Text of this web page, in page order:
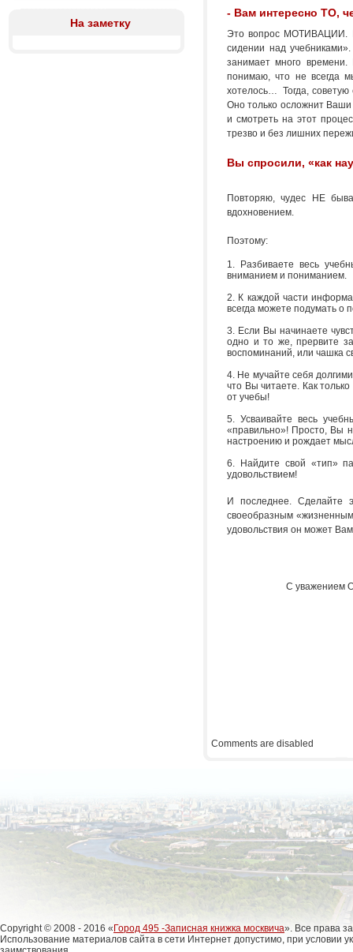
На заметку
- Вам интересно ТО,
Это вопрос МОТИВАЦИИ.
сидении над
занимает много
понимаю, что не всегда
хотелось… Тогда,
Оно только осложнит
и смотреть на этот
трезво и без лишних
Вы спросили, «как
Повторяю, чудес НЕ
вдохновением.
Поэтому:
1. Разбиваете весь
вниманием и пониманием.
2. К каждой части
всегда можете подумать о
3. Если Вы начинаете
одно и то же, прервите
воспоминаний, или чашка
4. Не мучайте себя
что Вы читаете. Как
от учебы!
5. Усваивайте весь
«правильно»! Просто, Вы
настроению и рождает
6. Найдите свой «тип»
удовольствием!
И последнее. Сделайте
своеобразным
удовольствия он может
С уважением
Comments are disabled
Copyright © 2008 - 2016 « Город 495 -Записная книжка москвича». Все права
Использование материалов сайта в сети Интернет допустимо, при условии